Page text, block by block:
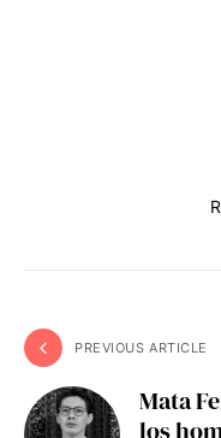
PREVIOUS ARTICLE
Mata
los